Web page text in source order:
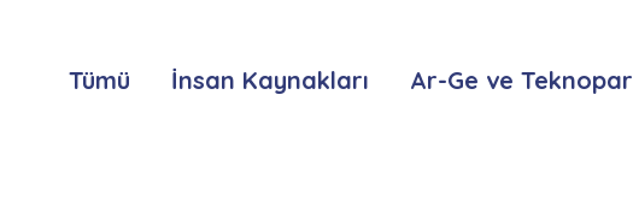
Tümü İnsan Kaynakları Ar-Ge ve